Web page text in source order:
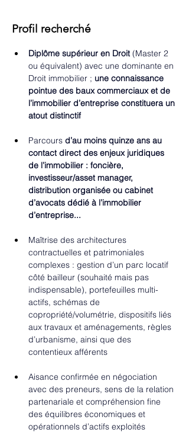
Profil recherché
Diplôme supérieur en Droit (Master 2
ou équivalent) avec une dominante en
Droit immobilier ; une connaissance
pointue des baux commerciaux et de
l’immobilier d’entreprise constituera un
atout distinctif
Parcours d’au moins quinze ans au
contact direct des enjeux juridiques
de l’immobilier : foncière,
investisseur/asset manager,
distribution organisée ou cabinet
d’avocats dédié à l’immobilier
d’entreprise...
Maîtrise des architectures
contractuelles et patrimoniales
complexes : gestion d’un parc locatif
côté bailleur (souhaité mais pas
indispensable), portefeuilles multi-
actifs, schémas de
copropriété/volumétrie, dispositifs liés
aux travaux et aménagements, règles
d’urbanisme, ainsi que des
contentieux afférents
Aisance confirmée en négociation
avec des preneurs, sens de la relation
partenariale et compréhension fine
des équilibres économiques et
opérationnels d’actifs exploités